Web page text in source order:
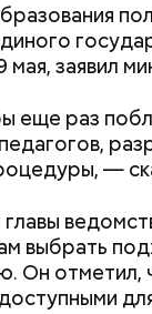
мая, заявил
еще раз
—
выбрать
Он отметил,
из
диабетом;